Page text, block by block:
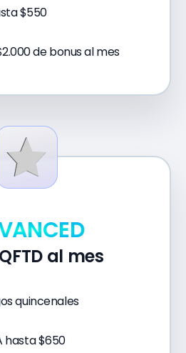
$550
de bonus al mes
al mes
quincenales
hasta $650